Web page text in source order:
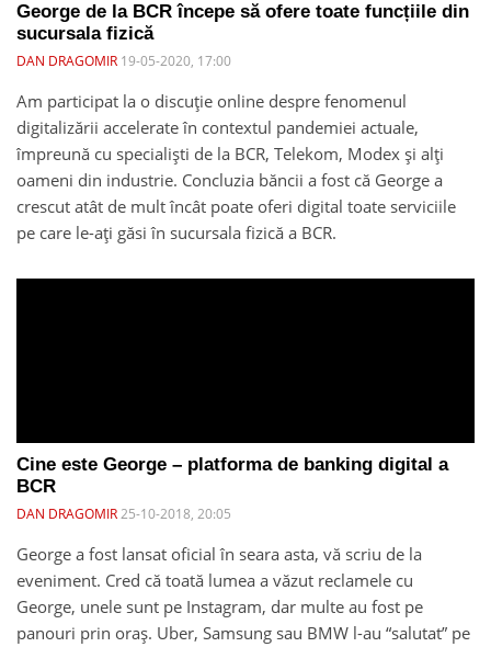
George de la BCR începe să ofere toate funcțiile din
sucursala fizică
DAN DRAGOMIR 19-05-2020, 17:00
Am participat la o discuție online despre fenomenul
digitalizării accelerate în contextul pandemiei actuale,
împreună cu specialiști de la BCR, Telekom, Modex și alți
oameni din industrie. Concluzia băncii a fost că George a
crescut atât de mult încât poate oferi digital toate serviciile
pe care le-ați găsi în sucursala fizică a BCR.
Cine este George – platforma de banking digital a
BCR
DAN DRAGOMIR25-10-2018, 20:05
George a fost lansat oficial în seara asta, vă scriu de la
eveniment. Cred că toată lumea a văzut reclamele cu
George, unele sunt pe Instagram, dar multe au fost pe
panouri prin oraș. Uber, Samsung sau BMW l-au “salutat” pe